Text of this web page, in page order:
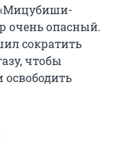
«Мицубиши-
очень опасный.
сократить
чтобы
освободить